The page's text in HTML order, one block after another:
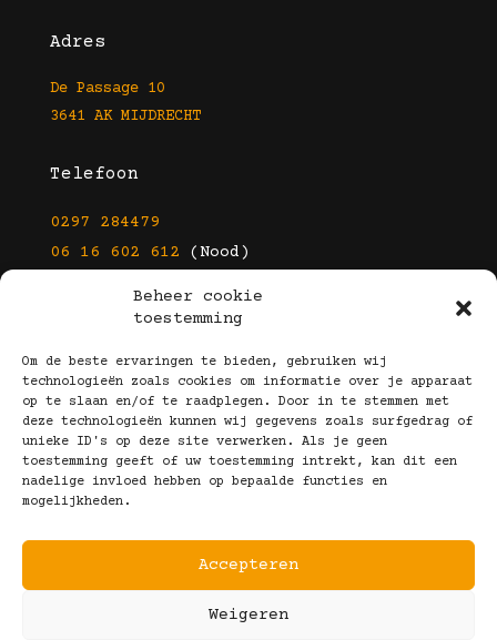
Beheer cookie
toestemming
Om de beste ervaringen te bieden, gebruiken wij
technologieën zoals cookies om informatie over je apparaat
op te slaan en/of te raadplegen. Door in te stemmen met
deze technologieën kunnen wij gegevens zoals surfgedrag of
unieke ID's op deze site verwerken. Als je geen
toestemming geeft of uw toestemming intrekt, kan dit een
nadelige invloed hebben op bepaalde functies en
mogelijkheden.
Accepteren
Weigeren
Adres
De Passage 10
3641 AK MIJDRECHT
Telefoon
0297 284479
06 16 602 612 (Nood)
info@kootbrillen.nl
Volg Ons!
Copyright © 2025 Koot Brillen
Algemene Voorwaarden